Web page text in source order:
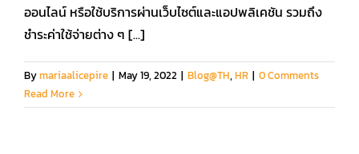
ออนไลน์ หรือใช้บริการผ่านเว็บไซต์และแอปพลิเคชัน รวมถึง
ชำระค่าใช้จ่ายต่าง ๆ [...]
Bymariaalicepire | May 19, 2022 | Blog@TH, HR | 0 Comments
Read More